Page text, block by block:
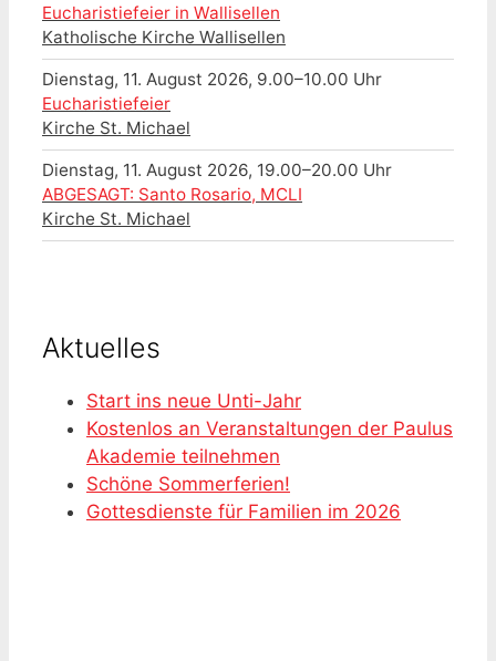
Eucharistiefeier in Wallisellen
Katholische Kirche Wallisellen
Dienstag, 11. August 2026, 9.00–10.00 Uhr
Eucharistiefeier
Kirche St. Michael
Dienstag, 11. August 2026, 19.00–20.00 Uhr
ABGESAGT: Santo Rosario, MCLI
Kirche St. Michael
Aktuelles
Start ins neue Unti-Jahr
Kostenlos an Veranstaltungen der Paulus
Akademie teilnehmen
Schöne Sommerferien!
Gottesdienste für Familien im 2026